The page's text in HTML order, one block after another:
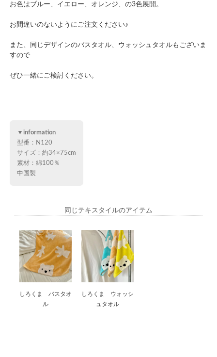
お色はブルー、イエロー、オレンジ、の3色展開。
お間違いのないようにご注文ください♪
また、同じデザインのバスタオル、ウォッシュタオルもございま
すので
ぜひ一緒にご検討ください。
▼information
型番：N120
サイズ：約34×75cm
素材：綿100％
中国製
同じテキスタイルのアイテム
しろくま バスタオ
ル
しろくま ウォッシ
ュタオル